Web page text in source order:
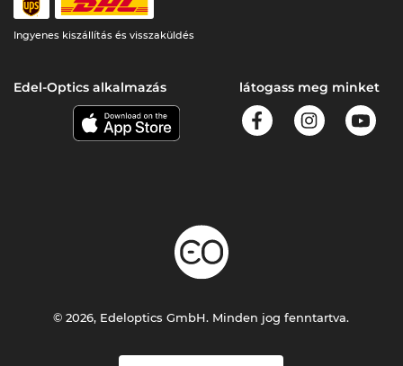
Ingyenes kiszállítás és visszaküldés
Edel-Optics alkalmazás látogass meg minket
© 2026, Edeloptics GmbH. Minden jog fenntartva.